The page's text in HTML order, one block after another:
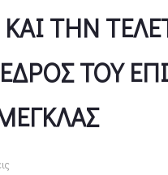
ΤΗΝ
ΤΟΥ